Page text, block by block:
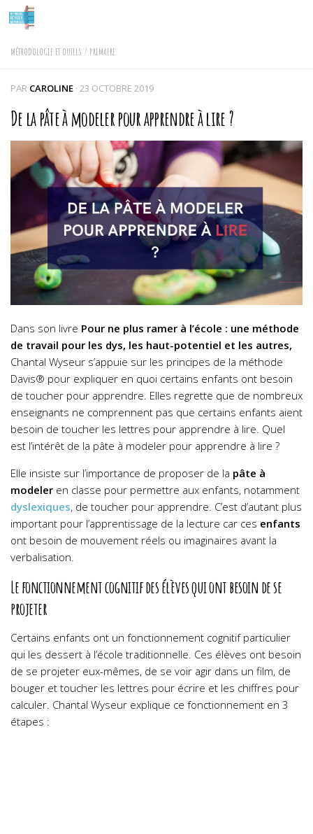
Skip to content
MÉTHODOLOGIE ET OUTILS / PRIMAIRE
PAR CAROLINE · 23 OCTOBRE 2019
De la pâte à modeler pour apprendre à lire ?
Dans son livre Pour ne plus ramer à l’école : une méthode
de travail pour les dys, les haut-potentiel et les autres,
Chantal Wyseur s’appuie sur les principes de la méthode
Davis® pour expliquer en quoi certains enfants ont besoin
de toucher pour apprendre. Elles regrette que de nombreux
enseignants ne comprennent pas que certains enfants aient
besoin de toucher les lettres pour apprendre à lire. Quel
est l’intérêt de la pâte à modeler pour apprendre à lire ?
Elle insiste sur l’importance de proposer de la pâte à
modeler en classe pour permettre aux enfants, notamment
dyslexiques, de toucher pour apprendre. C’est d’autant plus
important pour l’apprentissage de la lecture car ces enfants
ont besoin de mouvement réels ou imaginaires avant la
verbalisation.
Le fonctionnement cognitif des élèves qui ont besoin de se
projeter
Certains enfants ont un fonctionnement cognitif particulier
qui les dessert à l’école traditionnelle. Ces élèves ont besoin
de se projeter eux-mêmes, de se voir agir dans un film, de
bouger et toucher les lettres pour écrire et les chiffres pour
calculer. Chantal Wyseur explique ce fonctionnement en 3
étapes :